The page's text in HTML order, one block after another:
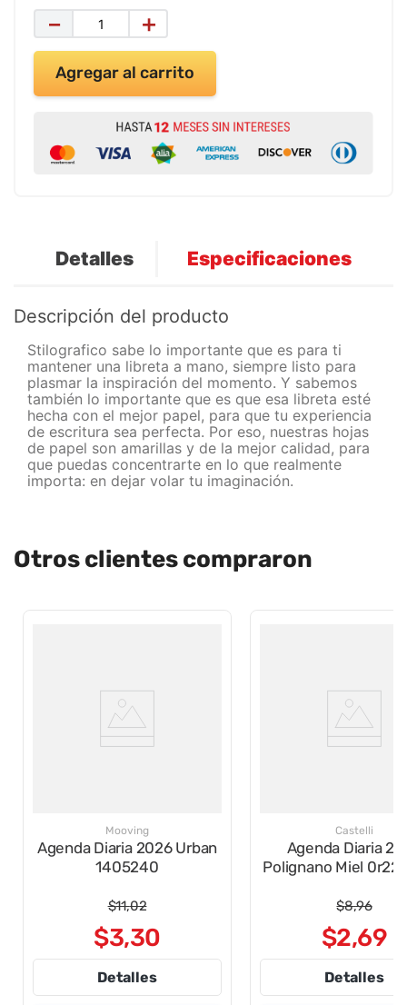
＋
－
Agregar al carrito
Detalles Especificaciones
Descripción del producto
Stilografico sabe lo importante que es para ti
mantener una libreta a mano, siempre listo para
plasmar la inspiración del momento. Y sabemos
también lo importante que es que esa libreta esté
hecha con el mejor papel, para que tu experiencia
de escritura sea perfecta. Por eso, nuestras hojas
de papel son amarillas y de la mejor calidad, para
que puedas concentrarte en lo que realmente
importa: en dejar volar tu imaginación.
Otros clientes compraron
Mooving
Agenda Diaria 2026 Urban
1405240
$11,02
$3,30
Detalles
Castelli
Agenda Diaria
Polignano Miel
$8,96
$2,69
Detalles